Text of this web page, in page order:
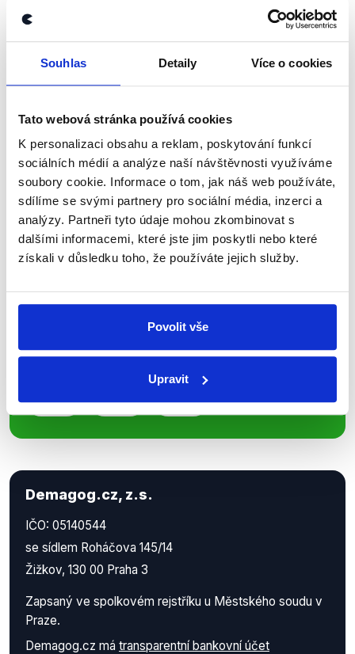
Souhlas Detaily Více o cookies
Tato webová stránka používá cookies
K personalizaci obsahu a reklam, poskytování funkcí
sociálních médií a analýze naší návštěvnosti využíváme
soubory cookie. Informace o tom, jak náš web používáte,
sdílíme se svými partnery pro sociální média, inzerci a
analýzy. Partneři tyto údaje mohou zkombinovat s
dalšími informacemi, které jste jim poskytli nebo které
získali v důsledku toho, že používáte jejich služby.
Povolit vše
Upravit
shrnutí nejzajímavějších článků a analýz.
Začněte nás odebírat, a mějte tak
přehled o tom, jaké dezinformace a
nepravdy se zrovna v Česku šíří.
Sociální sítě
Nenechte si ujít nejnovější události
příspěvků přátelům podpoříte naši
Demagog.cz, z.s.
IČO: 05140544
se sídlem Roháčova 145/14
Žižkov, 130 00 Praha 3
Zapsaný ve spolkovém rejstříku u Městského soudu v
Praze.
Demagog.cz má transparentní bankovní účet